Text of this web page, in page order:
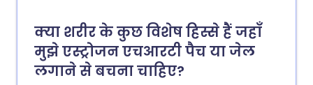
क्या शरीर के कुछ विशेष हिस्से हैं जहाँ
मुझे एस्ट्रोजन एचआरटी पैच या जेल
लगाने से बचना चाहिए?